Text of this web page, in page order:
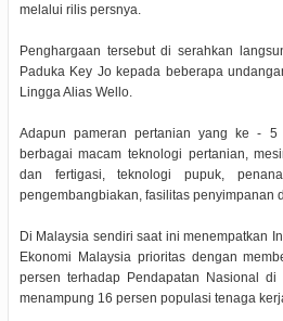
melalui rilis persnya.
Penghargaan tersebut di serahkan
Paduka Key Jo kepada beberapa
Lingga Alias Wello.
Adapun pameran pertanian yang ke - 5
berbagai macam teknologi pertanian,
dan fertigasi, teknologi pupuk,
pengembangbiakan, fasilitas penyimpanan
Di Malaysia sendiri saat ini menempatkan
Ekonomi Malaysia prioritas dengan
persen terhadap Pendapatan Nasional
menampung 16 persen populasi tenaga